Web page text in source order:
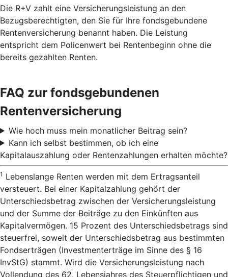
Die R+V zahlt eine Versicherungsleistung an den
Bezugsberechtigten, den Sie für Ihre fondsgebundene
Rentenversicherung benannt haben. Die Leistung
entspricht dem Policenwert bei Rentenbeginn ohne die
bereits gezahlten Renten.
FAQ zur fondsgebundenen
Rentenversicherung
Wie hoch muss mein monatlicher Beitrag sein?
Kann ich selbst bestimmen, ob ich eine
Kapitalauszahlung oder Rentenzahlungen erhalten möchte?
1 Lebenslange Renten werden mit dem Ertragsanteil
versteuert. Bei einer Kapitalzahlung gehört der
Unterschiedsbetrag zwischen der Versicherungsleistung
und der Summe der Beiträge zu den Einkünften aus
Kapitalvermögen. 15 Prozent des Unterschiedsbetrags sind
steuerfrei, soweit der Unterschiedsbetrag aus bestimmten
Fondserträgen (Investmenterträge im Sinne des § 16
InvStG) stammt. Wird die Versicherungsleistung nach
Vollendung des 62. Lebensjahres des Steuerpflichtigen und